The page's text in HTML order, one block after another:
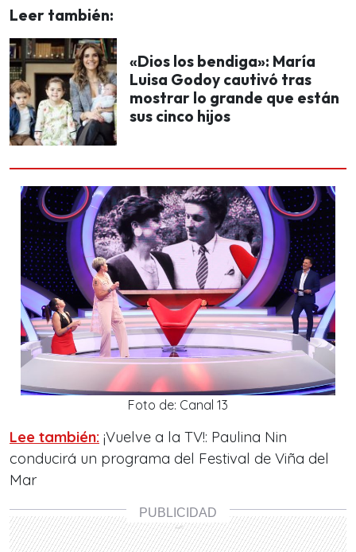
Leer también:
«Dios los bendiga»: María
Luisa Godoy cautivó tras
mostrar lo grande que están
sus cinco hijos
Foto de: Canal 13
Lee también: ¡Vuelve a la TV!: Paulina Nin
conducirá un programa del Festival de Viña del
Mar